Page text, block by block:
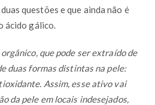
questões e que ainda não é
ácido gálico.
que pode ser extraído de
duas formas distintas na pele:
Assim, esse ativo vai
da pele em locais indesejados,